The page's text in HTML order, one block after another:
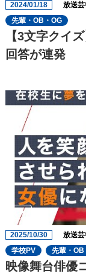
2024/01/18 放送
先輩・OB・OG
【3文字クイ
回答が連発
2025/10/30 放送
学校PV
先輩・OB
映像舞台俳優